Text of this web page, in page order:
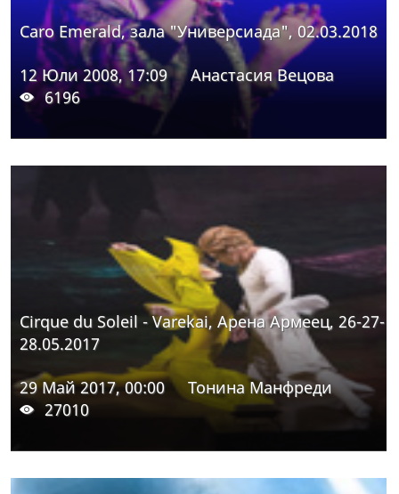
Caro Emerald, зала "Универсиада", 02.03.2018
12 Юли 2008, 17:09
Анастасия Вецова
6196
Cirque du Soleil - Varekai, Арена Армеец, 26-27-
28.05.2017
29 Май 2017, 00:00
Тонина Манфреди
27010